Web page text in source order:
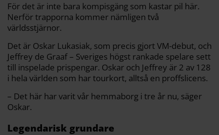
För det är inte bara kompisgäng som kastar pil här.
Nerför trapporna kommer nämligen två
världsstjärnor.
Det är Oskar Lukasiak, som precis gjort VM-debut, och
Jeffrey de Graaf – Sveriges högst rankade spelare sett
till inspelade prispengar. Oskar och Jeffrey är 2 av 128
i hela världen som har tourkort, alltså en proffslicens.
– Det här har varit vår hemmaborg i tre år nu, säger
Oskar.
Legendarisk grundare